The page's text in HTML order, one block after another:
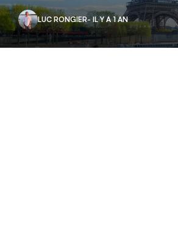
LUC RONGIER- IL Y A 1 AN